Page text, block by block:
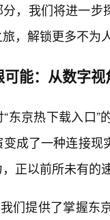
，我们将进一步
，解锁更多不为
能：从数字
东京热下载入口
成了一种连接现
正以前所未有的
们提供了掌握